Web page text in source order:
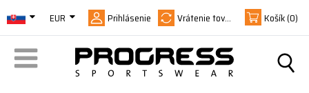
EUR Prihlásenie Vrátenie tovaru Košík(0)